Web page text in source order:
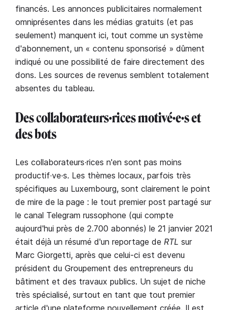
financés. Les annonces publicitaires normalement
omniprésentes dans les médias gratuits (et pas
seulement) manquent ici, tout comme un système
d'abonnement, un « contenu sponsorisé » dûment
indiqué ou une possibilité de faire directement des
dons. Les sources de revenus semblent totalement
absentes du tableau.
Des collaborateurs∙rices motivé∙e∙s et
des bots
Les collaborateurs∙rices n'en sont pas moins
productif∙ve·s. Les thèmes locaux, parfois très
spécifiques au Luxembourg, sont clairement le point
de mire de la page : le tout premier post partagé sur
le canal Telegram russophone (qui compte
aujourd'hui près de 2.700 abonnés) le 21 janvier 2021
était déjà un résumé d'un reportage de RTL sur
Marc Giorgetti, après que celui-ci est devenu
président du Groupement des entrepreneurs du
bâtiment et des travaux publics. Un sujet de niche
très spécialisé, surtout en tant que tout premier
article d'une plateforme nouvellement créée. Il est